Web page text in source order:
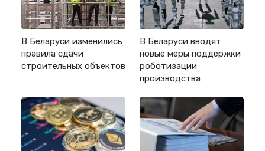
В Беларуси изменились
правила сдачи
строительных объектов
В Беларуси вводят
новые меры поддержки
роботизации
производства